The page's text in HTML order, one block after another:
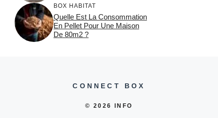
BOX HABITAT
Quelle Est La Consommation
En Pellet Pour Une Maison
De 80m2 ?
CONNECT BOX
© 2026 INFO